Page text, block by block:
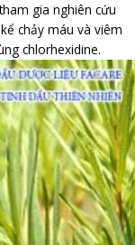
gia nghiên cứu
chảy máu và viêm
chlorhexidine.